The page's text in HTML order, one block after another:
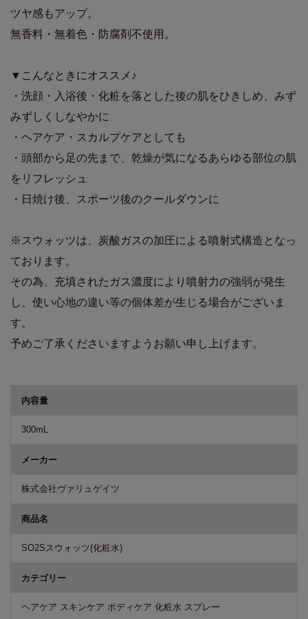
ツヤ感もアップ。
無香料・無着色・防腐剤不使用。
▼こんなときにオススメ♪
・洗顔・入浴後・化粧を落とした後の肌をひきしめ、みず
みずしくしなやかに
・ヘアケア・スカルプケアとしても
・頭部から足の先まで、乾燥が気になるあらゆる部位の肌
をリフレッシュ
・日焼け後、スポーツ後のクールダウンに
※スウォッツは、炭酸ガスの加圧による噴射式構造となっ
ております。
その為、充填されたガス濃度により噴射力の強弱が発生
し、使い心地の違い等の個体差が生じる場合がございま
す。
予めご了承くださいますようお願い申し上げます。
内容量
300mL
メーカー
株式会社ヴァリュゲイツ
商品名
SO2Sスウォッツ(化粧水)
カテゴリー
ヘアケア スキンケア ボディケア 化粧水 スプレー